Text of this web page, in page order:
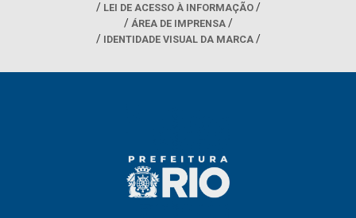
LEI DE ACESSO À INFORMAÇÃO
ÁREA DE IMPRENSA
IDENTIDADE VISUAL DA MARCA